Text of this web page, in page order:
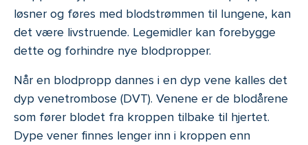
løsner og føres med blodstrømmen til lungene, kan
det være livstruende. Legemidler kan forebygge
dette og forhindre nye blodpropper.
Når en blodpropp dannes i en dyp vene kalles det
dyp venetrombose (DVT). Venene er de blodårene
som fører blodet fra kroppen tilbake til hjertet.
Dype vener finnes lenger inn i kroppen enn